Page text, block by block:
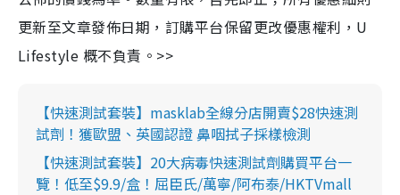
更新至文章發佈日期，訂購平台保留更改優惠權利，U
Lifestyle 概不負責。>>
【快速測試套裝】masklab全線分店開賣$28快速測
試劑！獲歐盟、英國認證 鼻咽拭子採樣檢測
【快速測試套裝】20大病毒快速測試劑購買平台一
覽！低至$9.9/盒！屈臣氏/萬寧/阿布泰/HKTVmall